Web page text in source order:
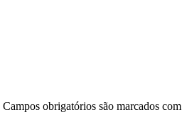
Campos obrigatórios são marcados com